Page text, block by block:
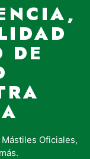
DE
Oficiales,